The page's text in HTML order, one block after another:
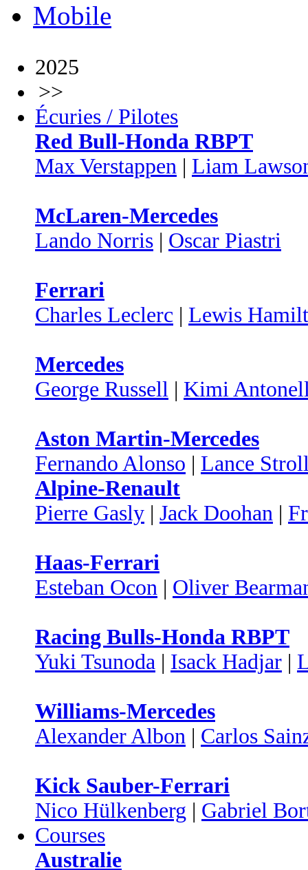
Mobile
2025
>>
Écuries / Pilotes
Red Bull-Honda RBPT
Max Verstappen | Liam
McLaren-Mercedes
Lando Norris | Oscar Piastri
Ferrari
Charles Leclerc | Lewis
Mercedes
George Russell | Kimi
Aston Martin-Mercedes
Fernando Alonso | Lance
Alpine-Renault
Pierre Gasly | Jack Doohan |
Haas-Ferrari
Esteban Ocon | Oliver
Racing Bulls-Honda RBPT
Yuki Tsunoda | Isack Hadjar |
Williams-Mercedes
Alexander Albon | Carlos
Kick Sauber-Ferrari
Nico Hülkenberg | Gabriel
Courses
Australie